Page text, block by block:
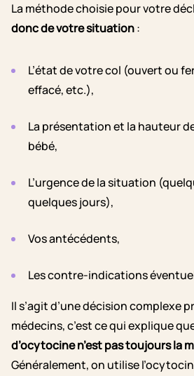
La méthode choisie pour votre
donc de votre situation:
L’état de votre col (ouvert ou
effacé, etc.),
La présentation et la hauteur
bébé,
L’urgence de la situation
quelques jours),
Vos antécédents,
Les contre-indications
Il s’agit d’une décision complexe
médecins, c’est ce qui explique
d’ocytocine n’est pas toujours la
Généralement, on utilise